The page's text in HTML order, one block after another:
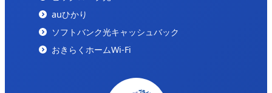
auひかり
ソフトバンク光キャッシュバック
おきらくホームWi-Fi